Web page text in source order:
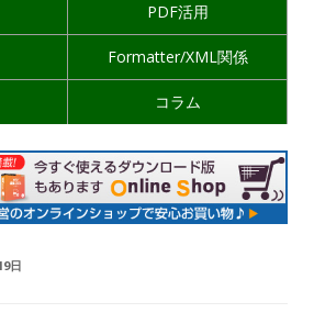
PDF活用
Formatter/XML関係
コラム
日